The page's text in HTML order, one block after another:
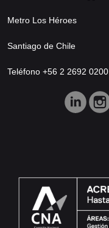
Metro Los Héroes
Santiago de Chile
Teléfono +56 2 2692 0200